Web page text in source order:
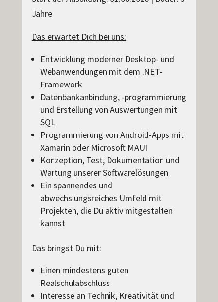
Jahre
Das erwartet Dich bei uns:
Entwicklung moderner Desktop- und
Webanwendungen mit dem .NET-
Framework
Datenbankanbindung, -programmierung
und Erstellung von Auswertungen mit
SQL
Programmierung von Android-Apps mit
Xamarin oder Microsoft MAUI
Konzeption, Test, Dokumentation und
Wartung unserer Softwarelösungen
Ein spannendes und
abwechslungsreiches Umfeld mit
Projekten, die Du aktiv mitgestalten
kannst
Das bringst Du mit:
Einen mindestens guten
Realschulabschluss
Interesse an Technik, Kreativität und